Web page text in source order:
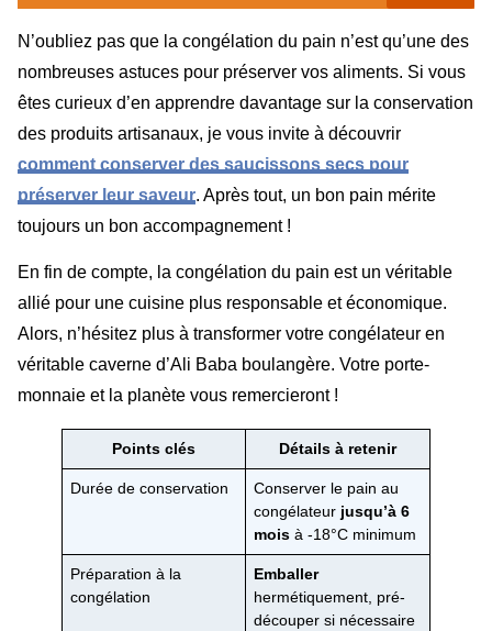
N’oubliez pas que la congélation du pain n’est qu’une des
nombreuses astuces pour préserver vos aliments. Si vous
êtes curieux d’en apprendre davantage sur la conservation
des produits artisanaux, je vous invite à découvrir
comment conserver des saucissons secs pour
préserver leur saveur. Après tout, un bon pain mérite
toujours un bon accompagnement !
En fin de compte, la congélation du pain est un véritable
allié pour une cuisine plus responsable et économique.
Alors, n’hésitez plus à transformer votre congélateur en
véritable caverne d’Ali Baba boulangère. Votre porte-
monnaie et la planète vous remercieront !
Points clés Détails à retenir
Durée de conservation
Conserver le pain au
congélateur jusqu’à 6
mois à -18°C minimum
Préparation à la
congélation
Emballer
hermétiquement, pré-
découper si nécessaire